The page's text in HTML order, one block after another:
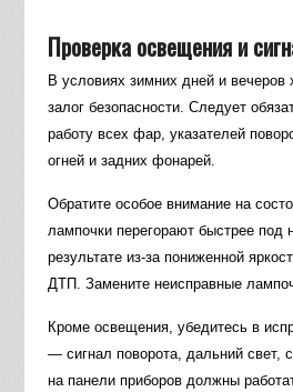
Проверка освещения и
В условиях зимних дней и
залог безопасности. Следует
работу всех фар, указателей
огней и задних фонарей.
Обратите особое внимание на
лампочки перегорают быстрее под
результате из-за пониженной
ДТП. Замените неисправные
Кроме освещения, убедитесь в
— сигнал поворота, дальний свет,
на панели приборов должны